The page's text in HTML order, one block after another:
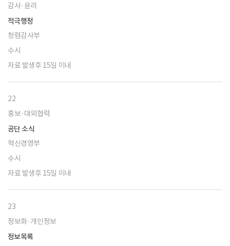
감사·윤리
적극행정
청렴감사부
수시
자료 발생후 15일 이내
22
홍보·대외협력
공단 소식
혁신경영부
수시
자료 발생후 15일 이내
23
정보화·개인정보
정보목록